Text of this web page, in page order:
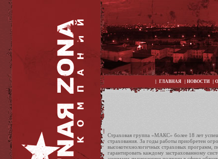
| ГЛАВНАЯ | НОВОСТИ |
Страховая группа «МАКС» более 18 лет
страхования. За годы работы приобретен
высокотехнологичных страховых программ,
гарантировать каждому застрахованному